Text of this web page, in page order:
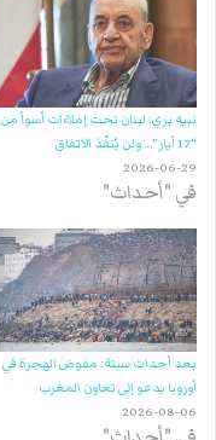
نبيه بري: لبنان تحت إملاءات أسوأ من
“17 أيار”… ولن يُنفّذ الاتفاق
2026-06-29
في "أحداث"
بعد أحداث سبتة: مفوض الهجرة في
أوروبا يدعو إلى تعاون المغرب
2026-08-06